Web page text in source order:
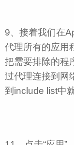
9、接着我们在
代理所有的应用
把需要排除的程
过代理连接到网
到include list中